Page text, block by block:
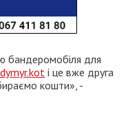
бандеромобіля для
і це вже друга
кошти», -